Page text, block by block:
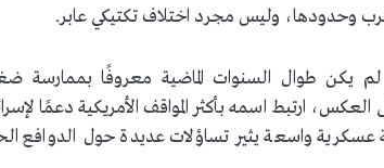
وحدودها، وليس مجرد اختلاف تكتيكي عابر.
لم يكن طوال السنوات الماضية معروفًا بممارسة
العكس، ارتبط اسمه بأكثر المواقف الأمريكية دعمًا
واسعة يثير تساؤلات عديدة حول الدوافع